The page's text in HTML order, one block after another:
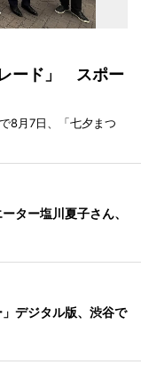
ード」 スポー
8月7日、「七夕まつ
ター塩川夏子さん、
デジタル版、渋谷で